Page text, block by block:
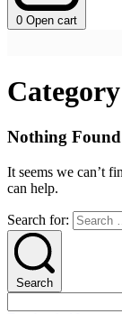
0 Open cart
Nothing Found
It seems we can’t
can help.
Search for:
Search